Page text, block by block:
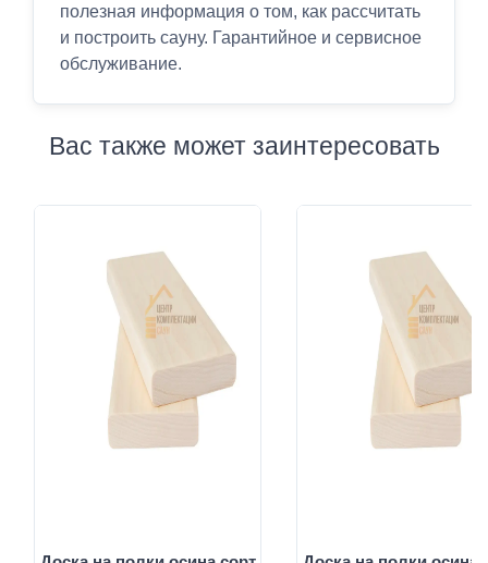
полезная информация о том, как рассчитать
и построить сауну. Гарантийное и сервисное
обслуживание.
Вас также может заинтересовать